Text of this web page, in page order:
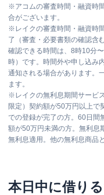
※アコムの審査時間・融資時
合がございます。
※ レイクの審査時間・融資時
了（審査・必要書類の確認含
確認できる時間は、8時10分
時）です。時間外や申し込み
通知される場合があります。
ます。
※ レイクの無利息期間サービ
限定）契約額が50万円以上で
での登録が完了の方。60日間
額が50万円未満の方。無利息
無利息適用。他の無利息商品
本日中に借り